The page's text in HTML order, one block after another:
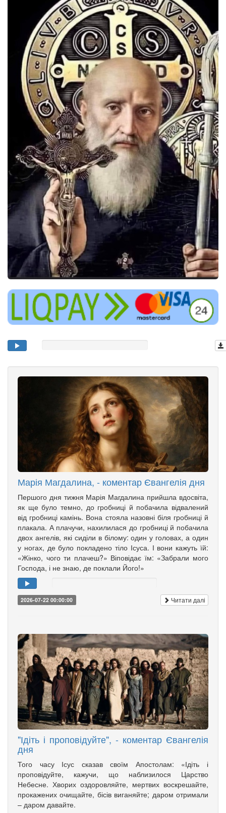
Марія Магдалина, - коментар Євангелія дня
Першого дня тижня Марія Магдалина прийшла вдосвіта,
як ще було темно, до гробниці й побачила відвалений
від гробниці камінь. Вона стояла назовні біля гробниці й
плакала. А плачучи, нахилилася до гробниці й побачила
двох ангелів, які сиділи в білому: один у головах, а один
у ногах, де було покладено тіло Ісуса. І вони кажуть їй:
«Жінко, чого ти плачеш?» Віповідає їм: «Забрали мого
Господа, і не знаю, де поклали Його!»
2026-07-22 00:00:00 Читати далі
"Ідіть і проповідуйте", - коментар Євангелія
дня
Того часу Ісус сказав своїм Апостолам: «Ідіть і
проповідуйте, кажучи, що наблизилося Царство
Небесне. Хворих оздоровляйте, мертвих воскрешайте,
прокажених очищайте, бісів виганяйте; даром отримали
– даром давайте.